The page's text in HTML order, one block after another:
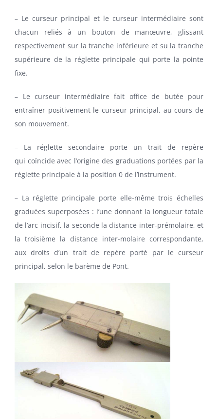
– Le curseur principal et le curseur intermédiaire sont
chacun reliés à un bouton de manœuvre, glissant
respectivement sur la tranche inférieure et su la tranche
supérieure de la réglette principale qui porte la pointe
fixe.
– Le curseur intermédiaire fait office de butée pour
entraîner positivement le curseur principal, au cours de
son mouvement.
– La réglette secondaire porte un trait de repère
qui coïncide avec l’origine des graduations portées par la
réglette principale à la position 0 de l’instrument.
– La réglette principale porte elle-même trois échelles
graduées superposées : l’une donnant la longueur totale
de l’arc incisif, la seconde la distance inter-prémolaire, et
la troisième la distance inter-molaire correspondante,
aux droits d’un trait de repère porté par le curseur
principal, selon le barème de Pont.